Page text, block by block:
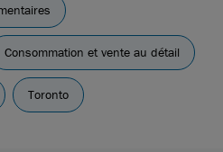
Consommation et vente au détail
Toronto